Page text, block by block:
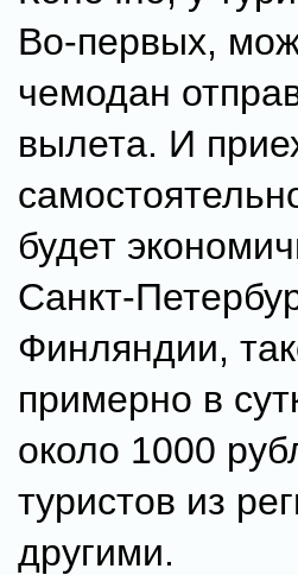
Во-первых,
чемодан
вылета. И
будет
Санкт-
Финляндии,
примерно в
около 1000
туристов из
другими.